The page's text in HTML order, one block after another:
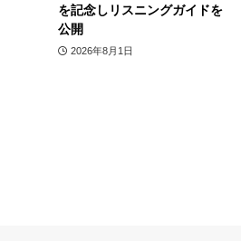
を記念しリスニングガイドを
公開
2026年8月1日